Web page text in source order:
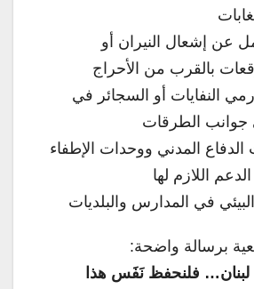
عن إشعال النيران أو
بالقرب من الأحراج
النفايات أو السجائر في
جوانب الطرقات
المدني ووحدات الإطفاء
اللازم لها
في المدارس والبلديات
برسالة واضحة:
لبنان… فلنحفظ نَفَس هذا